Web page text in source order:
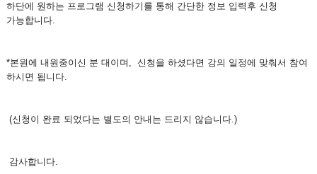
하단에 원하는 프로그램 신청하기를 통해 간단한 정보 입력후 신청
가능합니다.
*본원에 내원중이신 분 대이며, 신청을 하셨다면 강의 일정에 맞춰서 참여
하시면 됩니다.
(신청이 완료 되었다는 별도의 안내는 드리지 않습니다.)
감사합니다.